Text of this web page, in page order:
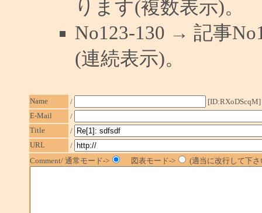
ります(複数表示)。
No123-130 → 記事
(連続表示)。
Name /
[ID:RXoDScqM]
E-Mail
/
Title
/
URL
/
Comment/ 通常モード->
図表モード-> (適当に改行して下